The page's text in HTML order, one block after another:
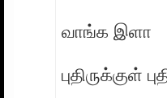
வாங்க இளா
புதிருக்குள்